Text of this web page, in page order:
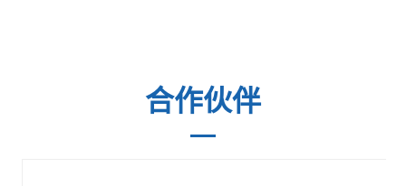
合作伙伴